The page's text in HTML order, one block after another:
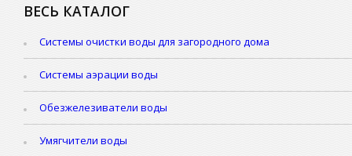
ВЕСЬ КАТАЛОГ
Системы очистки воды для загородного дома
Системы аэрации воды
Обезжелезиватели воды
Умягчители воды